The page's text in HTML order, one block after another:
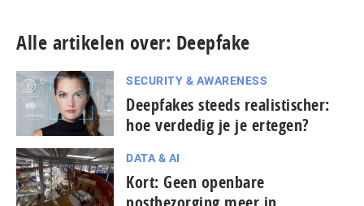
Alle artikelen over: Deepfake
SECURITY & AWARENESS
Deepfakes steeds re­a­lis­ti­scher:
hoe verdedig je je ertegen?
DATA & AI
Kort: Geen openbare